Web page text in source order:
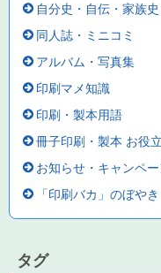
自分史・自伝・家族史
同人誌・ミニコミ
アルバム・写真集
印刷マメ知識
印刷・製本用語
冊子印刷・製本 お役
お知らせ・キャンペー
「印刷バカ」のぼや
タグ